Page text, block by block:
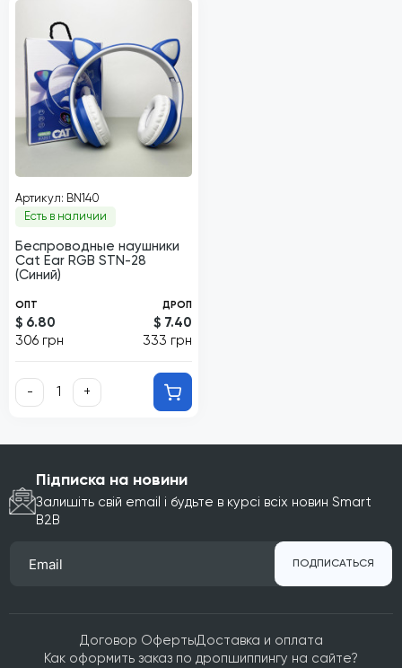
Артикул: BN140
Есть в наличии
Беспроводные наушники
Cat Ear RGB STN-28
(Синий)
ОПТ
$ 6.80
306 грн
ДРОП
$ 7.40
333 грн
- +
Підписка на новини
Залишіть свій email і будьте в курсі всіх новин Smart
B2B
ПОДПИСАТЬСЯ
Договор ОфертыДоставка и оплата
Как оформить заказ по дропшиппингу на сайте?